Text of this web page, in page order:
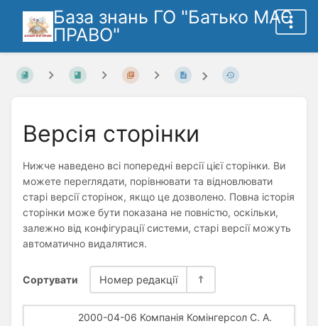
База знань ГО "Батько МАЄ
ПРАВО"
Версія сторінки
Нижче наведено всі попередні версії цієї сторінки. Ви
можете переглядати, порівнювати та відновлювати
старі версії сторінок, якщо це дозволено. Повна історія
сторінки може бути показана не повністю, оскільки,
залежно від конфігурації системи, старі версії можуть
автоматично видалятися.
Сортувати Номер редакції
2000-04-06 Компанія Комінгерсол С. А.